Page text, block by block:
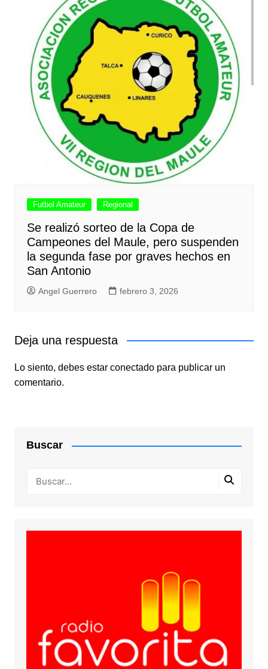
Futbol Amateur Regional
Se realizó sorteo de la Copa de
Campeones del Maule, pero suspenden
la segunda fase por graves hechos en
San Antonio
Angel Guerrero febrero 3, 2026
Deja una respuesta
Lo siento, debes estar conectadopara publicar un
comentario.
Buscar